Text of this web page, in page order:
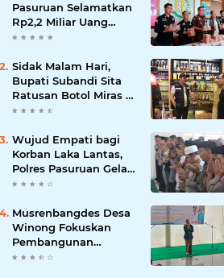
Pasuruan Selamatkan
Rp2,2 Miliar Uang
Negara dari Korupsi
Sidak Malam Hari,
Bupati Subandi Sita
Ratusan Botol Miras di
Kawasan Perumahan
Wujud Empati bagi
Korban Laka Lantas,
Polres Pasuruan Gelar
Salat Ghaib dan Doa
Musrenbangdes Desa
Winong Fokuskan
Pembangunan
Berbasis Potensi Lokal,